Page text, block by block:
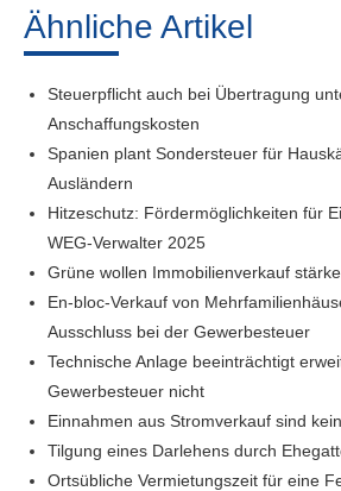
Ähnliche Artikel
Steuerpflicht auch bei Übertragung
Anschaffungskosten
Spanien plant Sondersteuer für
Ausländern
Hitzeschutz: Fördermöglichkeiten für
WEG-Verwalter 2025
Grüne wollen Immobilienverkauf
En-bloc-Verkauf von
Ausschluss bei der Gewerbesteuer
Technische Anlage beeinträchtigt
Gewerbesteuer nicht
Einnahmen aus Stromverkauf sind
Tilgung eines Darlehens durch
Ortsübliche Vermietungszeit für eine